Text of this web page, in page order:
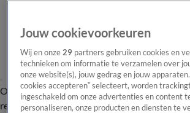
Overzicht Laatste nieuws Regionieuws Het beste
redactie
Jouw cookievoorkeuren
Wij en onze29 partners gebruiken cookies en
technieken om informatie te verzamelen over
onze website(s), jouw gedrag en jouw
cookies accepteren” selecteert, worden
ingeschakeld om onze advertenties en content
personaliseren, onze producten en diensten te